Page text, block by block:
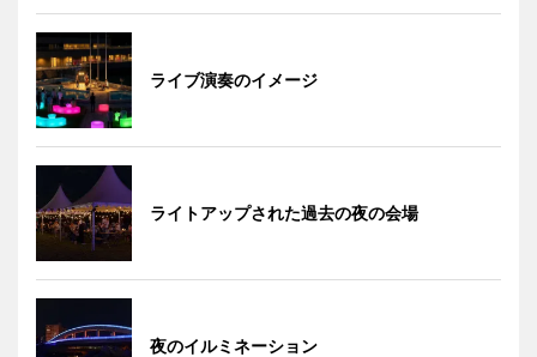
ライブ演奏のイメージ
ライトアップされた過去の夜の会場
夜のイルミネーション